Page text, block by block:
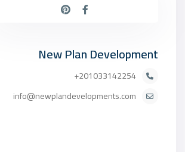
New Plan Development
201033142254+
info@newplandevelopments.com